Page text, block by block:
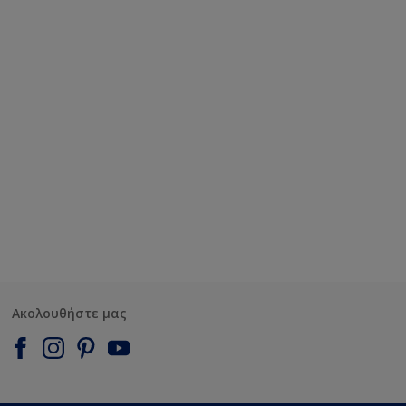
Ακολουθήστε μας